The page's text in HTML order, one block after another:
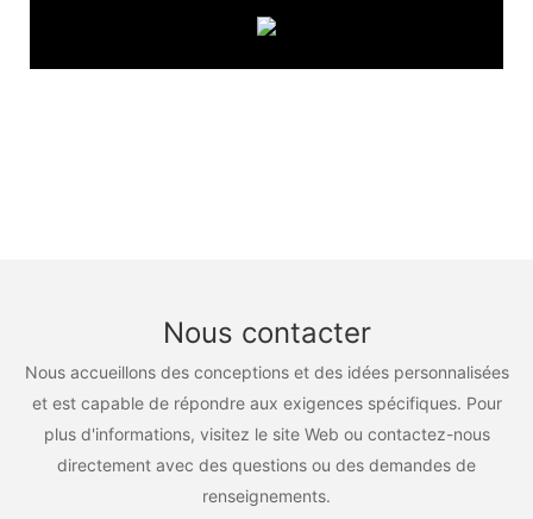
Nous contacter
Nous accueillons des conceptions et des idées personnalisées
et est capable de répondre aux exigences spécifiques. Pour
plus d'informations, visitez le site Web ou contactez-nous
directement avec des questions ou des demandes de
renseignements.